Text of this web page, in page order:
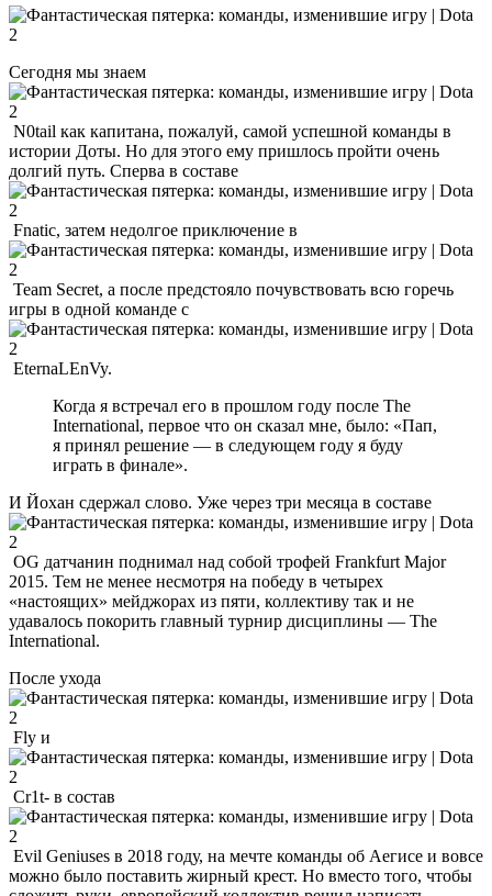
Сегодня мы знаем
N0tail как капитана, пожалуй, самой успешной команды в
истории Доты. Но для этого ему пришлось пройти очень
долгий путь. Сперва в составе
Fnatic, затем недолгое приключение в
Team Secret, а после предстояло почувствовать всю горечь
игры в одной команде с
EternaLEnVy.
Когда я встречал его в прошлом году после The
International, первое что он сказал мне, было: «Пап,
я принял решение — в следующем году я буду
играть в финале».
И Йохан сдержал слово. Уже через три месяца в составе
OG датчанин поднимал над собой трофей Frankfurt Major
2015. Тем не менее несмотря на победу в четырех
«настоящих» мейджорах из пяти, коллективу так и не
удавалось покорить главный турнир дисциплины — The
International.
После ухода
Fly и
Cr1t- в состав
Evil Geniuses в 2018 году, на мечте команды об Аегисе и вовсе
можно было поставить жирный крест. Но вместо того, чтобы